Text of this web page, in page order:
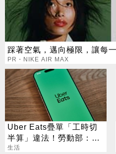
踩著空氣，邁向極限，讓每
PR・NIKE AIR MAX
Uber Eats疊單「工時切
半算」違法！勞動部：每
案可罰2萬
生活